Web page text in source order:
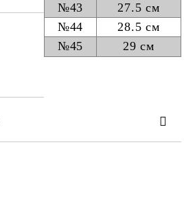
№43
27.5 см
№44
28.5 см
№45
29 см